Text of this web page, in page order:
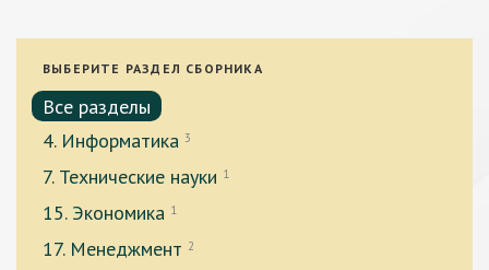
ВЫБЕРИТЕ РАЗДЕЛ СБОРНИКА
Все разделы
4. Информатика 3
7. Технические науки 1
15. Экономика 1
17. Менеджмент 2